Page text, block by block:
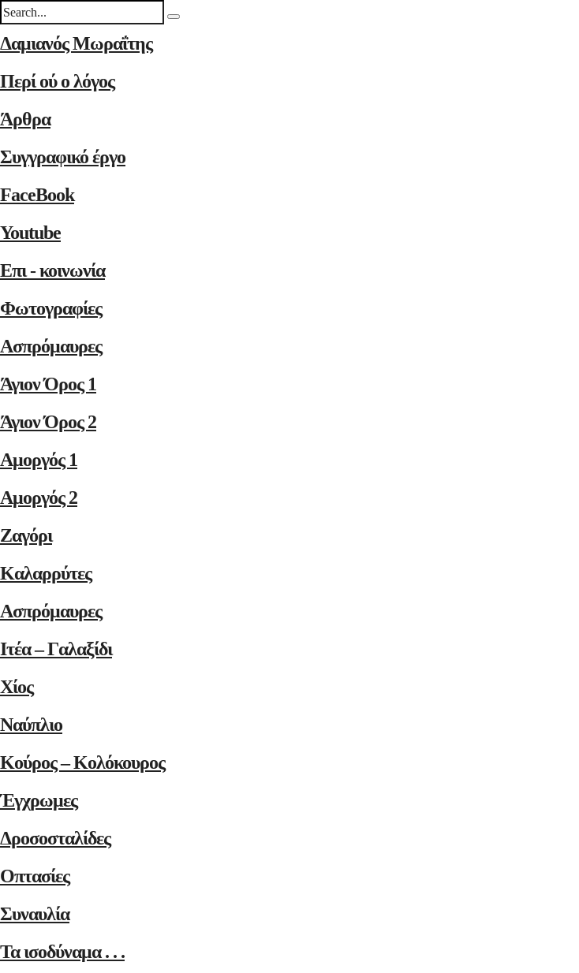
Δαμιανός Μωραΐτης
Περί ού ο λόγος
Άρθρα
Συγγραφικό έργο
FaceBook
Youtube
Επι - κοινωνία
Φωτογραφίες
Ασπρόμαυρες
Άγιον Όρος 1
Άγιον Όρος 2
Αμοργός 1
Αμοργός 2
Ζαγόρι
Καλαρρύτες
Ασπρόμαυρες
Ιτέα – Γαλαξίδι
Χίος
Ναύπλιο
Κούρος – Κολόκουρος
Έγχρωμες
Δροσοσταλίδες
Οπτασίες
Συναυλία
Τα ισοδύναμα . . .